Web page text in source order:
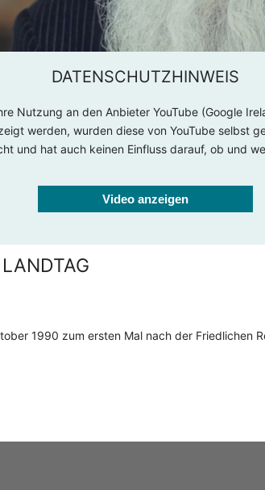
DATENSCHUTZHINWEIS
Nutzung an den Anbieter YouTube (Google
werden, wurden diese von YouTube selbst
und hat auch keinen Einfluss darauf, ob und
Video anzeigen
1990 zum ersten Mal nach der Friedlichen